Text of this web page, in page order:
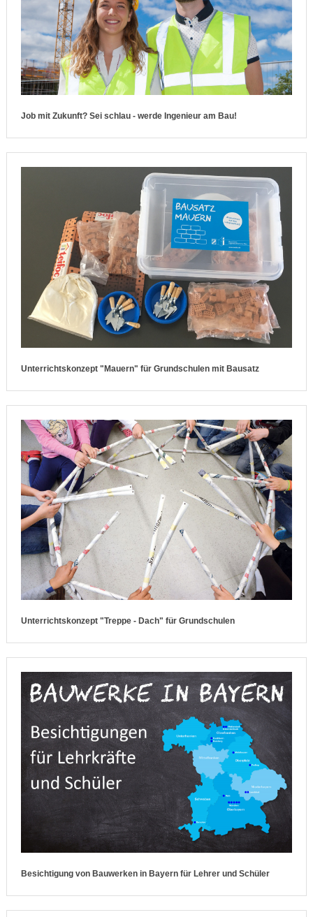
Job mit Zukunft? Sei schlau - werde Ingenieur am Bau!
Unterrichtskonzept "Mauern" für Grundschulen mit Bausatz
Unterrichtskonzept "Treppe - Dach" für Grundschulen
Besichtigung von Bauwerken in Bayern für Lehrer und Schüler